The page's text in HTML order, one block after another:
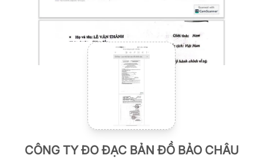
CÔNG TY ĐO ĐẠC BẢN ĐỒ BẢO CHÂU